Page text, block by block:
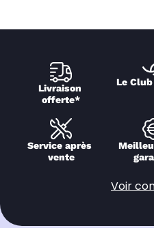
Livraison
offerte*
Le
Service après
vente
Voir